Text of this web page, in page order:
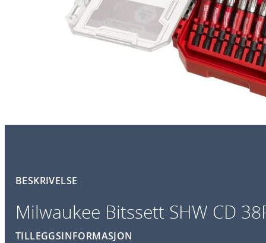
BESKRIVELSE
Milwaukee Bitssett SHW CD
TILLEGGSINFORMASJON